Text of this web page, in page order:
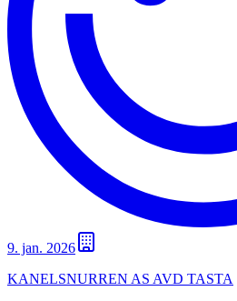
9. jan. 2026
KANELSNURREN AS AVD TASTA